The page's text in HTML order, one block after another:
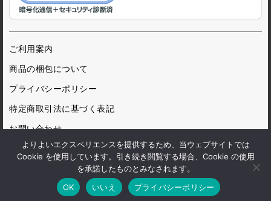
ご利用案内
商品の梱包について
プライバシーポリシー
特定商取引法に基づく表記
お問い合わせ
© 1972 Marumiya Gangu Ltd.
よりよいエクスペリエンスを提供するため、当ウェブサイトでは
Cookie を使用しています。引き続き閲覧する場合、Cookie の使用
を承諾したものとみなされます。
OK
いいえ プライバシーポリシー